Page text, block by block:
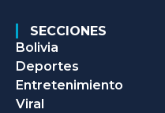
SECCIONES
Bolivia
Deportes
Entretenimiento
Viral